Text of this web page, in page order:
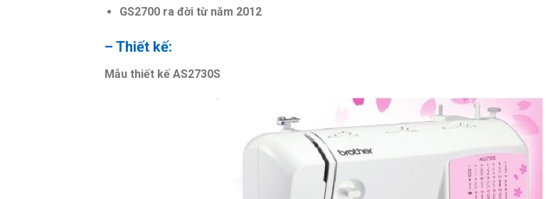
GS2700 ra đời từ năm 2012
– Thiết kế:
Mẫu thiết kế AS2730S